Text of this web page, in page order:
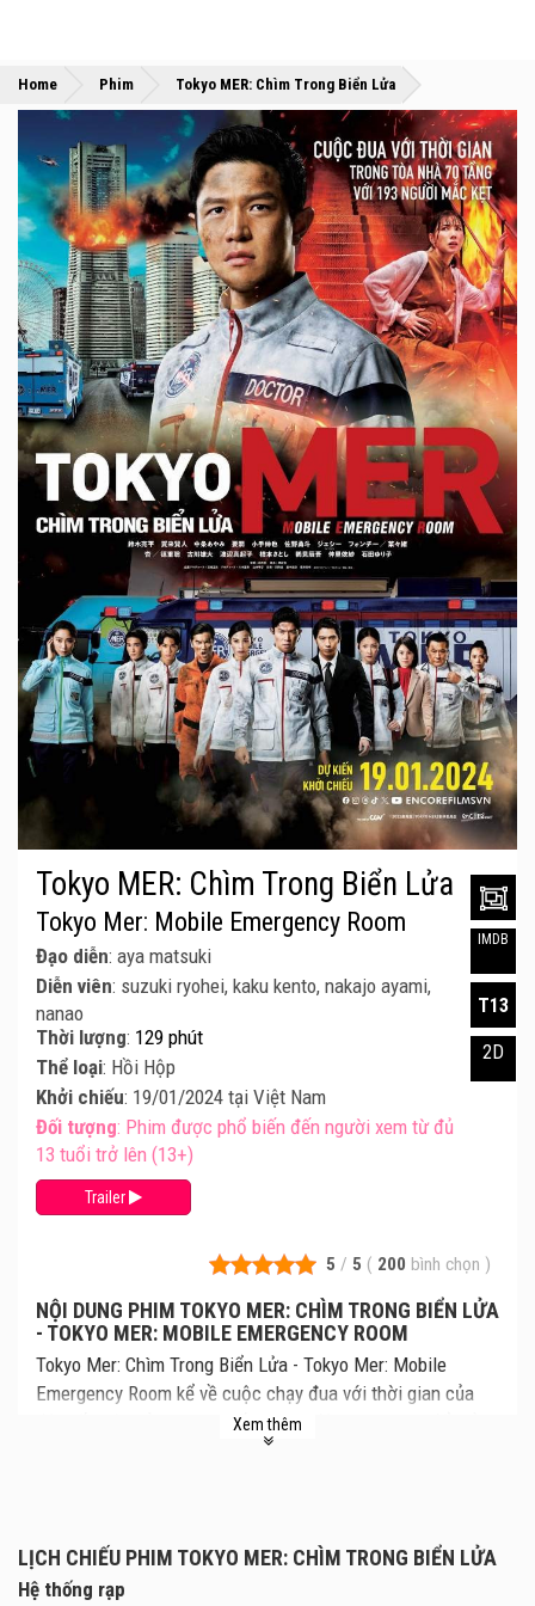
Home »
Phim »
Tokyo MER: Chìm Trong Biển Lửa
5 / 5 ( 200 bình chọn )
NỘI DUNG PHIM TOKYO MER: CHÌM TRONG BIỂN LỬA
- TOKYO MER: MOBILE EMERGENCY ROOM
Tokyo Mer: Chìm Trong Biển Lửa - Tokyo Mer: Mobile
Emergency Room kể về cuộc chạy đua với thời gian của
đội cấp cứu của thành phố Tokyo - đội Tokyo Mer để giải
cứu 193 người trong một vụ nổ bom tại toà nhà 70 tầng.
Trong Biển Lửa tại các Rạp Chiếu Phim.
Xem thêm
Tokyo MER: Chìm Trong Biển Lửa
Tokyo Mer: Mobile Emergency Room
Đạo diễn: aya matsuki
Diễn viên: suzuki ryohei, kaku kento, nakajo ayami,
nanao
Thời lượng: 129 phút
Thể loại: Hồi Hộp
Khởi chiếu: 19/01/2024 tại Việt Nam
Đối tượng: Phim được phổ biến đến người xem từ đủ
13 tuổi trở lên (13+)
Trailer
IMDB
T13
2D
LỊCH CHIẾU PHIM TOKYO MER: CHÌM TRONG BIỂN LỬA
Hệ thống rạp